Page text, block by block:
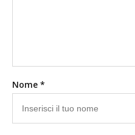
Nome *